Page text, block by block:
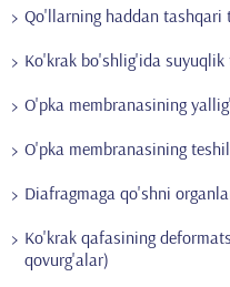
Qo'llarning haddan tashqari
Ko'krak bo'shlig'ida
O'pka membranasining
O'pka membranasining
Diafragmaga qo'shni
Ko'krak qafasining
qovurg'alar)